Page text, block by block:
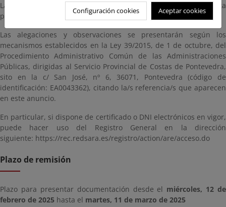
La documentación para consultar estará a disposición en eata
página.
Las alegaciones y observaciones se presentarán según los
mecanismos establecidos en la Ley 39/2015, de 1 de octubre, del
Procedimiento Administrativo Común de las Administraciones
Públicas, dirigidas al Servicio Provincial de Costas de Pontevedra,
sito en la c/ San José, nº 6, 36071, Pontevedra (código de
identificación: EA0043362), citando la/s referencia/s que aparecen
en este anuncio.
En particular, si dispone de certificado o DNI electrónicos en vigor,
puede hacer uso del Registro General en la dirección
siguiente: https://rec.redsara.es/registro/action/are/acceso.do
Plazo de remisión
Plazo para presentar documentación desde el miércoles, 12 de
febrero de 2025 hasta el martes, 11 de marzo de 2025
Configuración cookies Aceptar cookies